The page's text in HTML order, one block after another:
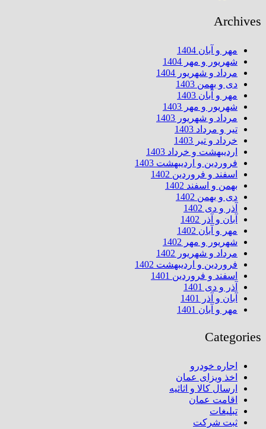
Archives
مهر و آبان 1404
شهریور و مهر 1404
مرداد و شهریور 1404
دی و بهمن 1403
مهر و آبان 1403
شهریور و مهر 1403
مرداد و شهریور 1403
تیر و مرداد 1403
خرداد و تیر 1403
اردیبهشت و خرداد 1403
فروردین و اردیبهشت 1403
اسفند و فروردین 1402
بهمن و اسفند 1402
دی و بهمن 1402
آذر و دی 1402
آبان و آذر 1402
مهر و آبان 1402
شهریور و مهر 1402
مرداد و شهریور 1402
فروردین و اردیبهشت 1402
اسفند و فروردین 1401
آذر و دی 1401
آبان و آذر 1401
مهر و آبان 1401
Categories
اجاره خودرو
اخذ ویزای عمان
ارسال کالا و اثاثیه
اقامت عمان
تبلیغات
ثبت شرکت